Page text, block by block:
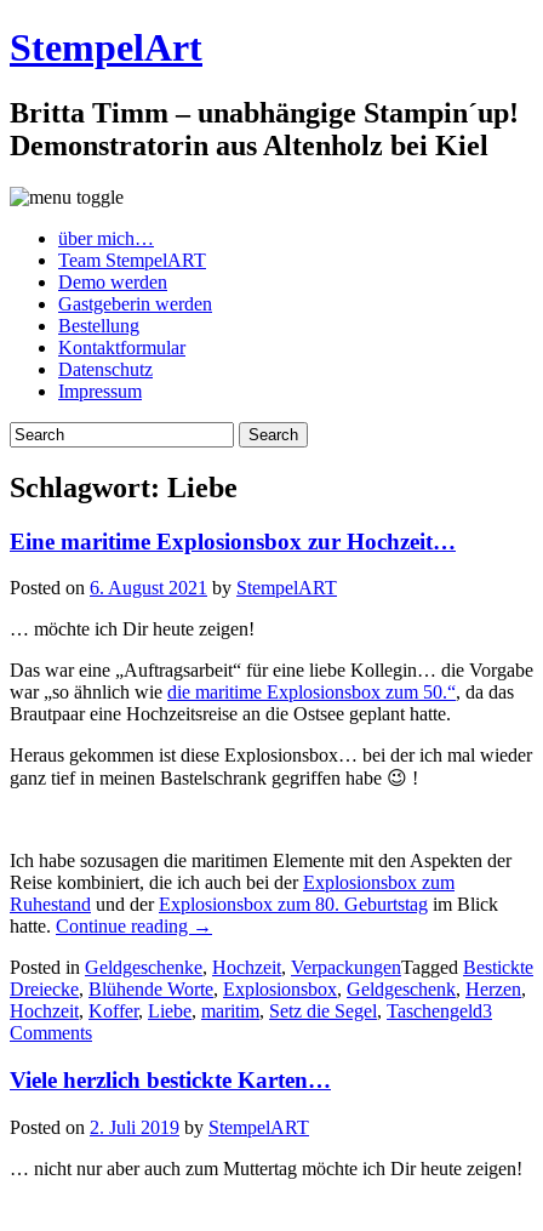
StempelArt
Britta Timm – unabhängige Stampin´up!
Demonstratorin aus Altenholz bei Kiel
über mich…
Team StempelART
Demo werden
Gastgeberin werden
Bestellung
Kontaktformular
Datenschutz
Impressum
Schlagwort: Liebe
Eine maritime Explosionsbox zur Hochzeit…
Posted on 6. August 2021 by StempelART
… möchte ich Dir heute zeigen!
Das war eine „Auftragsarbeit“ für eine liebe Kollegin… die Vorgabe
war „so ähnlich wie die maritime Explosionsbox zum 50.“, da das
Brautpaar eine Hochzeitsreise an die Ostsee geplant hatte.
Heraus gekommen ist diese Explosionsbox… bei der ich mal wieder
ganz tief in meinen Bastelschrank gegriffen habe 😉 !
Ich habe sozusagen die maritimen Elemente mit den Aspekten der
Reise kombiniert, die ich auch bei derExplosionsbox zum
Ruhestand und derExplosionsbox zum 80. Geburtstag im Blick
hatte. Continue reading „Eine
Explosionsbox
zur
Hochzeit…“
→
Posted in Geldgeschenke, Hochzeit, VerpackungenTagged Bestickte
Dreiecke, Blühende Worte, Explosionsbox, Geldgeschenk, Herzen,
Hochzeit, Koffer, Liebe, maritim, Setz die Segel, Taschengeld3
Comments
Viele herzlich bestickte Karten…
Posted on 2. Juli 2019 by StempelART
… nicht nur aber auch zum Muttertag möchte ich Dir heute zeigen!